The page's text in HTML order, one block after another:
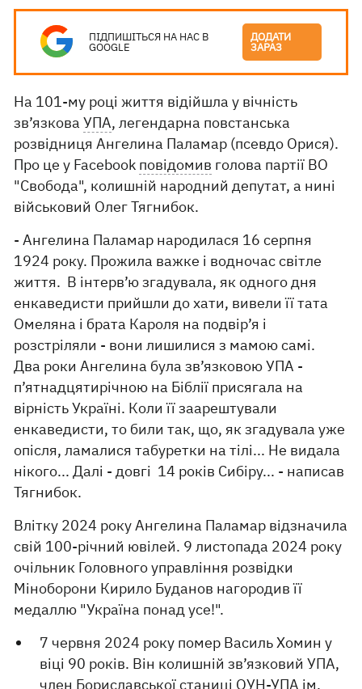
ПІДПИШІТЬСЯ НА НАС В
GOOGLE
ДОДАТИ
ЗАРАЗ
На 101-му році життя відійшла у вічність
зв’язковаУПА, легендарна повстанська
розвідниця Ангелина Паламар (псевдо Орися).
Про це у Facebook повідомив голова партії ВО
"Свобода", колишній народний депутат, а нині
військовий Олег Тягнибок.
- Ангелина Паламар народилася 16 серпня
1924 року. Прожила важке і водночас світле
життя. В інтерв’ю згадувала, як одного дня
енкаведисти прийшли до хати, вивели її тата
Омеляна і брата Кароля на подвір’я і
розстріляли - вони лишилися з мамою самі.
Два роки Ангелина була зв’язковою УПА -
п’ятнадцятирічною на Біблії присягала на
вірність Україні. Коли її заарештували
енкаведисти, то били так, що, як згадувала уже
опісля, ламалися табуретки на тілі... Не видала
нікого... Далі - довгі 14 років Сибіру... - написав
Тягнибок.
Влітку 2024 року Ангелина Паламар відзначила
свій 100-річний ювілей. 9 листопада 2024 року
очільник Головного управління розвідки
Міноборони Кирило Буданов нагородив її
медаллю "Україна понад усе!".
7 червня 2024 року помер Василь Хомин у
віці 90 років. Він колишній зв’язковий УПА,
член Бориславської станиці ОУН-УПА ім.